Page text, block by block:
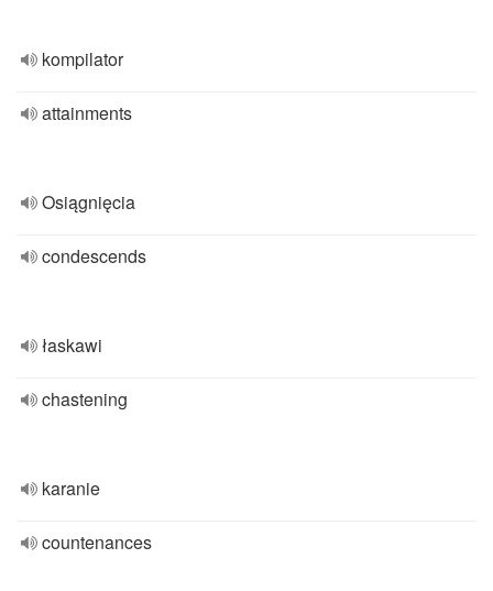
kompilator
attainments
Osiągnięcia
condescends
łaskawi
chastening
karanie
countenances